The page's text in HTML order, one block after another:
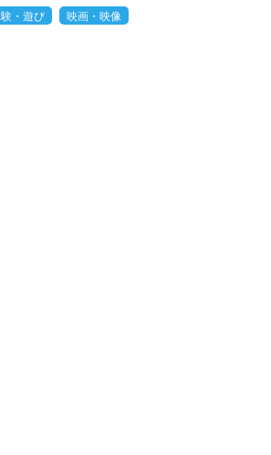
・遊び
映画・映像